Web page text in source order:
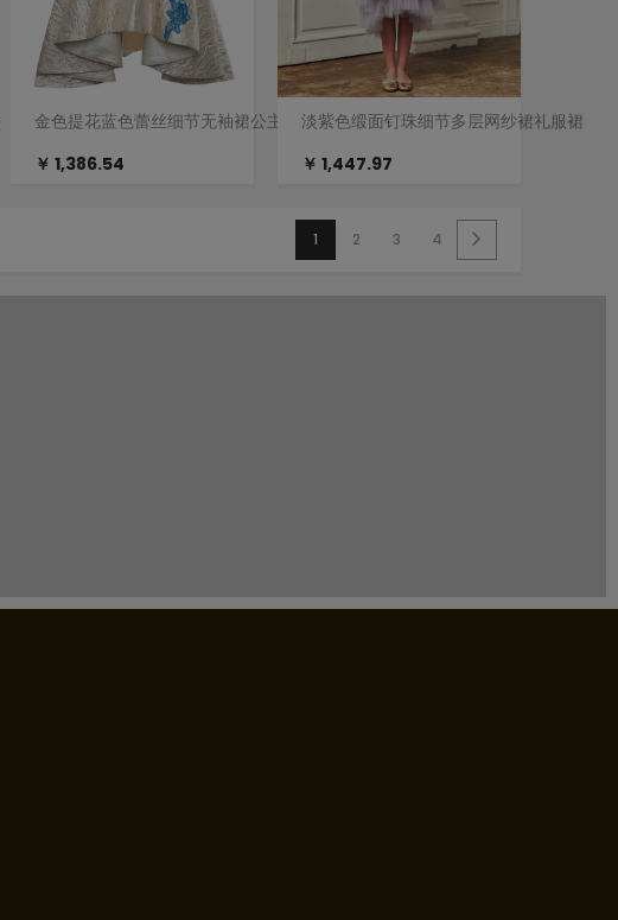
金色提花蓝色蕾丝细节无袖裙公主裙
￥ 1,386.54
淡紫色缎面钉珠细节多层网纱裙礼服裙
￥ 1,447.97
1 2 3 4